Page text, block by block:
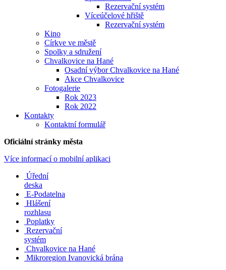
Rezervační systém
Víceúčelové hřiště
Rezervační systém
Kino
Církve ve městě
Spolky a sdružení
Chvalkovice na Hané
Osadní výbor Chvalkovice na Hané
Akce Chvalkovice
Fotogalerie
Rok 2023
Rok 2022
Kontakty
Kontaktní formulář
Oficiální stránky města
Více informací o mobilní aplikaci
Úřední
deska
E-Podatelna
Hlášení
rozhlasu
Poplatky
Rezervační
systém
Chvalkovice na Hané
Mikroregion Ivanovická brána